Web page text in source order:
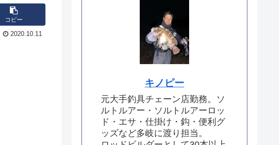
コピー
2020.10.11
キノピー
元大手釣具チェーン店勤務。ソ
ルトルアー・ソルトルアーロッ
ド・エサ・仕掛け・鈎・便利グ
ッズなど多岐に渡り担当。